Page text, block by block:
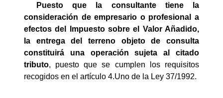
Puesto que la consultante tiene la
consideración de empresario o profesional a
efectos del Impuesto sobre el Valor Añadido,
la entrega del terreno objeto de consulta
constituirá una operación sujeta al citado
tributo, puesto que se cumplen los requisitos
recogidos en el artículo 4.Uno de la Ley 37/1992.